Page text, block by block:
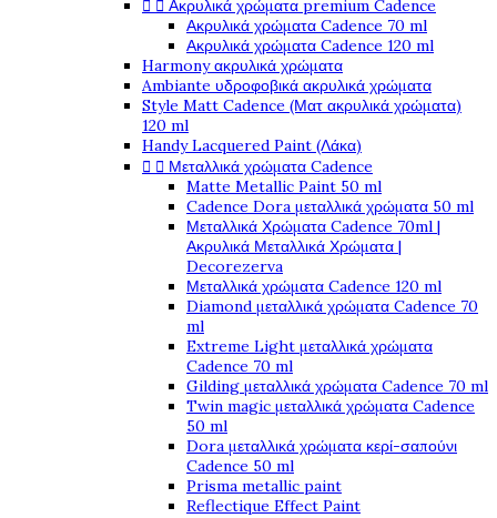
  Ακρυλικά χρώματα premium Cadence
Ακρυλικά χρώματα Cadence 70 ml
Ακρυλικά χρώματα Cadence 120 ml
Harmony ακρυλικά χρώματα
Ambiante υδροφοβικά ακρυλικά χρώματα
Style Matt Cadence (Ματ ακρυλικά χρώματα)
120 ml
Handy Lacquered Paint (Λάκα)
  Μεταλλικά χρώματα Cadence
Matte Metallic Paint 50 ml
Cadence Dora μεταλλικά χρώματα 50 ml
Μεταλλικά Χρώματα Cadence 70ml |
Ακρυλικά Μεταλλικά Χρώματα |
Decorezerva
Μεταλλικά χρώματα Cadence 120 ml
Diamond μεταλλικά χρώματα Cadence 70
ml
Extreme Light μεταλλικά χρώματα
Cadence 70 ml
Gilding μεταλλικά χρώματα Cadence 70 ml
Twin magic μεταλλικά χρώματα Cadence
50 ml
Dora μεταλλικά χρώματα κερί-σαπούνι
Cadence 50 ml
Prisma metallic paint
Reflectique Effect Paint